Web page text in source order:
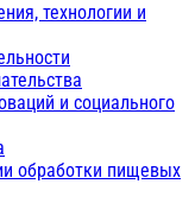
технологии и
и социального
обработки пищевых